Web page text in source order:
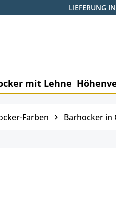
LIEFERUNG
mit Lehne
Farben Barhocker in